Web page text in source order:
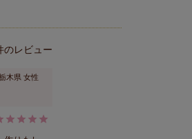
木県 女性